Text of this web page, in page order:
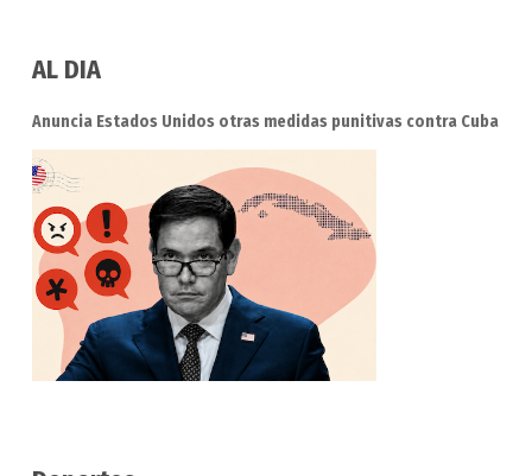
AL DIA
Anuncia Estados Unidos otras medidas punitivas contra Cuba